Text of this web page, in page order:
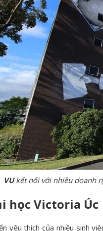
VUkết nối với nhiều doanh
học Victoria Úc
yêu thích của nhiều sinh